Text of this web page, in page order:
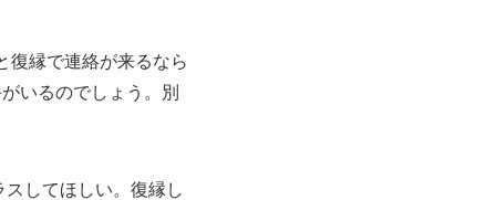
復縁で連絡が来るなら
いるのでしょう。別
してほしい。復縁し